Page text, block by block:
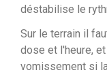
déstabilise le
Sur le terrain il
dose et l'heure,
vomissement si